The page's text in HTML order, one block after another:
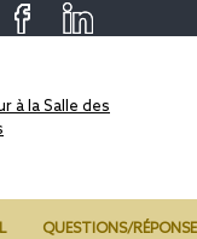
à la Salle des
QUESTIONS/